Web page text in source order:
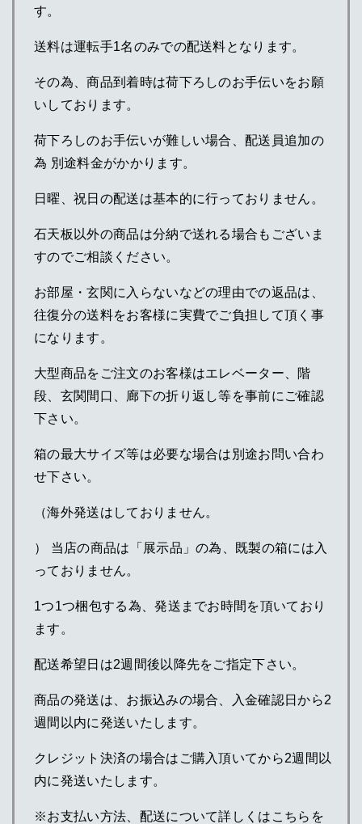
す。
送料は運転手1名のみでの配送料となります。
その為、商品到着時は荷下ろしのお手伝いをお願
いしております。
荷下ろしのお手伝いが難しい場合、配送員追加の
為 別途料金がかかります。
日曜、祝日の配送は基本的に行っておりません。
石天板以外の商品は分納で送れる場合もございま
すのでご相談ください。
お部屋・玄関に入らないなどの理由での返品は、
往復分の送料をお客様に実費でご負担して頂く事
になります。
大型商品をご注文のお客様はエレベーター、階
段、玄関間口、廊下の折り返し等を事前にご確認
下さい。
箱の最大サイズ等は必要な場合は別途お問い合わ
せ下さい。
（海外発送はしておりません。
） 当店の商品は「展示品」の為、既製の箱には入
っておりません。
1つ1つ梱包する為、発送までお時間を頂いており
ます。
配送希望日は2週間後以降先をご指定下さい。
商品の発送は、お振込みの場合、入金確認日から2
週間以内に発送いたします。
クレジット決済の場合はご購入頂いてから2週間以
内に発送いたします。
※お支払い方法、配送について詳しくはこちらを